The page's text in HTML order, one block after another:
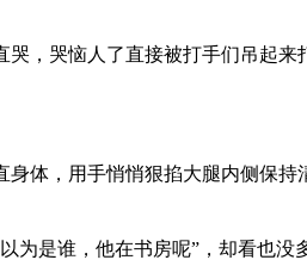
，哭恼人了直接被打手们吊起
体，用手悄悄狠掐大腿内侧保
为是谁，他在书房呢”，却看也没